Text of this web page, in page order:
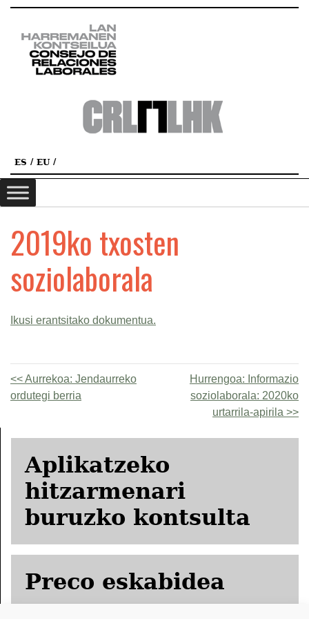
ES EU
2019ko txosten
soziolaborala
Ikusi erantsitako dokumentua.
Aurrekoa: Jendaurreko
ordutegi berria
Hurrengoa: Informazio
soziolaborala: 2020ko
urtarrila-apirila
Aplikatzeko
hitzarmenari
buruzko kontsulta
Preco eskabidea